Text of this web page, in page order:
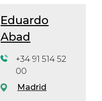
Eduardo
Abad
+34 91 514 52
00
Madrid